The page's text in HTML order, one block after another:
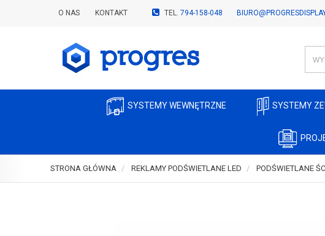
O NAS KONTAKT TEL. 794-158-048
SYSTEMY WEWNĘTRZNE SYSTEMY
STRONA GŁÓWNA REKLAMY PODŚWIETLANE LED PODŚWIETLANE